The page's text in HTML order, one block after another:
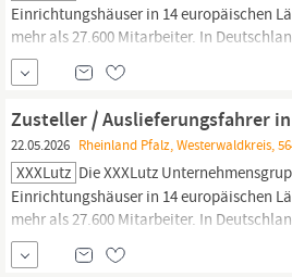
Einrichtungshäuser in 14 europäischen
mehr als 27.600 Mitarbeiter. In
Mitarbeiter zum Erfolg der Gruppe bei, die
Einrichtungshäuser und 54 mömax
Mit einem Jahresumsatz von 6,4
Gruppe...
Zusteller / Auslieferungsfahrer
22.05.2026 Rheinland Pfalz, Westerwaldkreis,
XXXLutz Die XXXLutz
Einrichtungshäuser in 14 europäischen
mehr als 27.600 Mitarbeiter. In
Mitarbeiter zum Erfolg der Gruppe bei, die
Einrichtungshäuser und 54 mömax